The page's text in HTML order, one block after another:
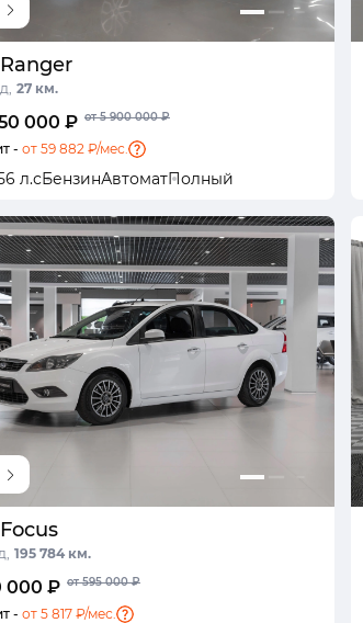
27 км.
000 ₽ от 5 900 000 ₽
- от 59 882 ₽/мес.
л.сБензинАвтоматПолный
195 784 км.
000 ₽ от 595 000 ₽
- от 5 817 ₽/мес.